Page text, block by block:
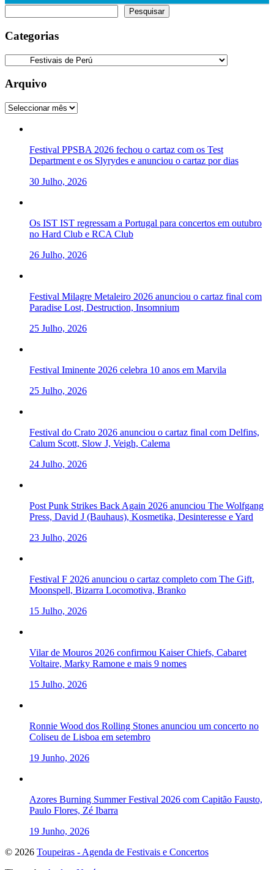
Pesquisar
Categorias
Categorias
Arquivo
Arquivo
Festival PPSBA 2026 fechou o cartaz com os Test
Department e os Slyrydes e anunciou o cartaz por dias
30 Julho, 2026
Os IST IST regressam a Portugal para concertos em outubro
no Hard Club e RCA Club
26 Julho, 2026
Festival Milagre Metaleiro 2026 anunciou o cartaz final com
Paradise Lost, Destruction, Insomnium
25 Julho, 2026
Festival Iminente 2026 celebra 10 anos em Marvila
25 Julho, 2026
Festival do Crato 2026 anunciou o cartaz final com Delfins,
Calum Scott, Slow J, Veigh, Calema
24 Julho, 2026
Post Punk Strikes Back Again 2026 anunciou The Wolfgang
Press, David J (Bauhaus), Kosmetika, Desinteresse e Yard
23 Julho, 2026
Festival F 2026 anunciou o cartaz completo com The Gift,
Moonspell, Bizarra Locomotiva, Branko
15 Julho, 2026
Vilar de Mouros 2026 confirmou Kaiser Chiefs, Cabaret
Voltaire, Marky Ramone e mais 9 nomes
15 Julho, 2026
Ronnie Wood dos Rolling Stones anunciou um concerto no
Coliseu de Lisboa em setembro
19 Junho, 2026
Azores Burning Summer Festival 2026 com Capitão Fausto,
Paulo Flores, Zé Ibarra
19 Junho, 2026
To
© 2026 Toupeiras - Agenda de Festivais e Concertos